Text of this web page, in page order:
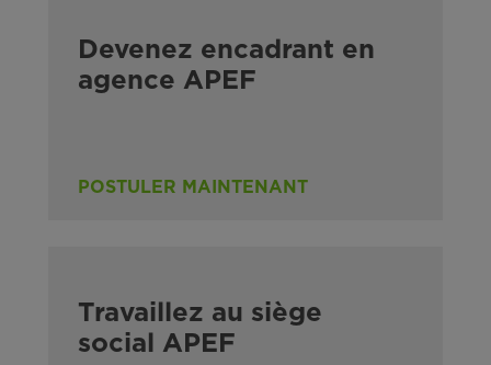
Devenez encadrant en
agence APEF
POSTULER MAINTENANT
Travaillez au siège
social APEF